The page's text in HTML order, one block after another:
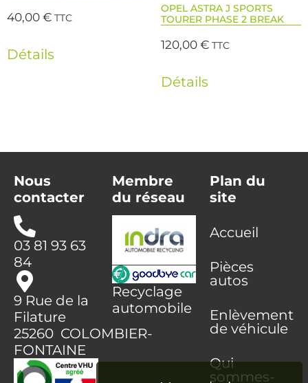
40,00€ TTC
Détails
OPEL ASTRA J SPORTS
TOURER PHASE 2 BREAK
120,00€ TTC
Détails
Nous
contacter
03 81 93 63
84
9 Rue de la
Filature
25260 COLOMBIER-
FONTAINE
Membre
du réseau
Recyclage
automobile
Plan du
site
Accueil
Pièces
autos
Enlèvement
de véhicule
Qui
sommes-